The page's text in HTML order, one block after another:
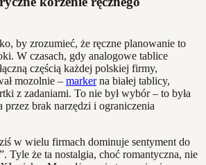
by zrozumieć, że ręczne planowanie to
W czasach, gdy analogowe tablice
częścią każdej polskiej firmy,
mozolnie – markerna białej tablicy,
z zadaniami. To nie był wybór – to była
przez brak narzędzi i ograniczenia
w wielu firmach dominuje sentyment do
Tyle że ta nostalgia, choć romantyczna, nie